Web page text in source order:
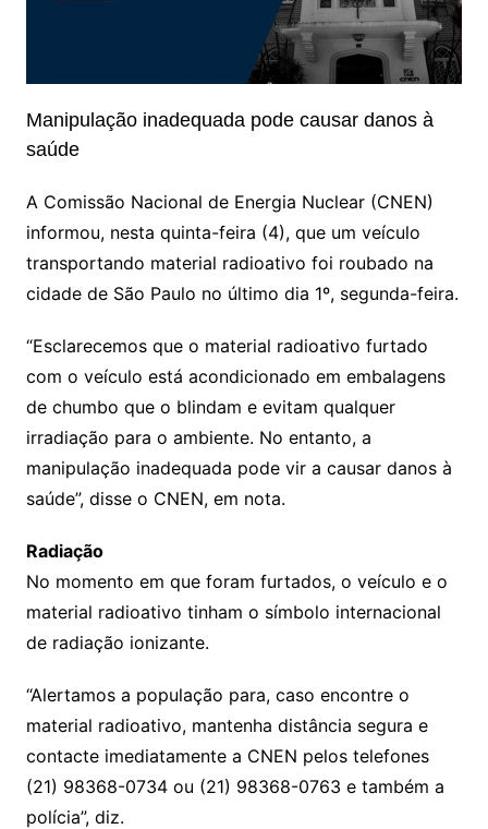
Manipulação inadequada pode causar danos à
saúde
A Comissão Nacional de Energia Nuclear (CNEN)
informou, nesta quinta-feira (4), que um veículo
transportando material radioativo foi roubado na
cidade de São Paulo no último dia 1º, segunda-feira.
“Esclarecemos que o material radioativo furtado
com o veículo está acondicionado em embalagens
de chumbo que o blindam e evitam qualquer
irradiação para o ambiente. No entanto, a
manipulação inadequada pode vir a causar danos à
saúde”, disse o CNEN, em nota.
Radiação
No momento em que foram furtados, o veículo e o
material radioativo tinham o símbolo internacional
de radiação ionizante.
“Alertamos a população para, caso encontre o
material radioativo, mantenha distância segura e
contacte imediatamente a CNEN pelos telefones
(21) 98368-0734 ou (21) 98368-0763 e também a
polícia”, diz.